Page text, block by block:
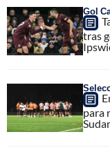
Gol
tras
para